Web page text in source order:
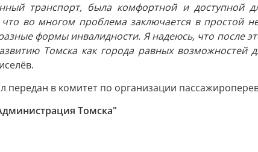
транспорт, была комфортной и доступной
во многом проблема заключается в простой
формы инвалидности. Я надеюсь, что после
Томска как города равных возможностей
передан в комитет по организации
Томска"